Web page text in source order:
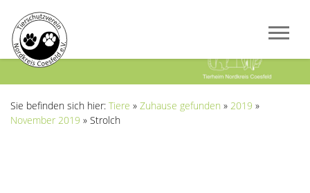
Sie befinden sich hier: Tiere » Zuhause gefunden » 2019 »
November 2019 » Strolch